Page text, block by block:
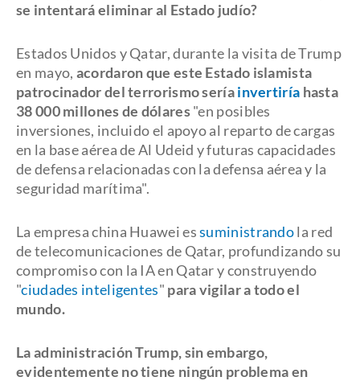
se intentará eliminar al Estado judío?
Estados Unidos y Qatar, durante la visita de Trump
en mayo, acordaron que este Estado islamista
patrocinador del terrorismo seríainvertiría hasta
38 000 millones de dólares"en posibles
inversiones, incluido el apoyo al reparto de cargas
en la base aérea de Al Udeid y futuras capacidades
de defensa relacionadas con la defensa aérea y la
seguridad marítima".
La empresa china Huawei essuministrandola red
de telecomunicaciones de Qatar, profundizando su
compromiso con la IA en Qatar y construyendo
"ciudades inteligentes" para vigilar a todo el
mundo.
La administración Trump, sin embargo,
evidentemente no tiene ningún problema en